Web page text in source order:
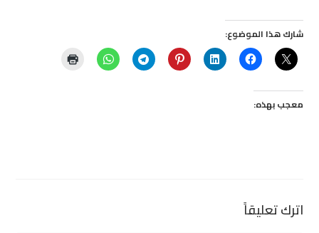
شارك هذا الموضوع:
معجب بهذه:
اترك تعليقاً